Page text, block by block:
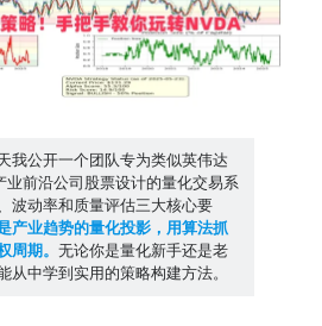
我公开一个团队专为类似英伟达
业前沿公司股票设计的量化交易系
波动率和质量评估三大核心要
产业趋势的量化投影，用算法抓
周期。 无论你是量化新手还是老
从中学到实用的策略构建方法。